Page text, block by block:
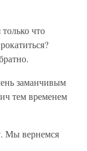
что
заманчивым
тем временем
Мы вернемся